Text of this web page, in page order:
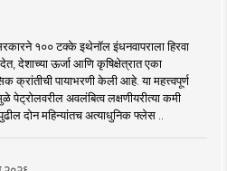
१०० टक्के इथेनॉल इंधनवापराला हिरवा
देशाच्या ऊर्जा आणि कृषिक्षेत्रात एका
क्रांतीची पायाभरणी केली आहे. या महत्त्वपूर्ण
पेट्रोलवरील अवलंबित्व लक्षणीयरीत्या कमी
दोन महिन्यांतच अत्याधुनिक फ्लेस ..